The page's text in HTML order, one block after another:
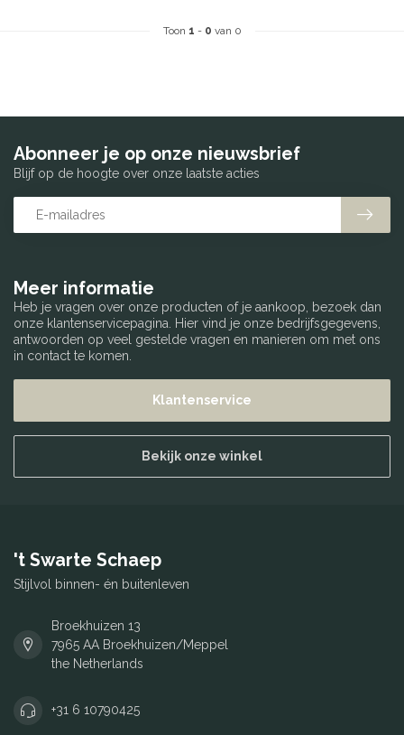
Toon 1 - 0 van 0
Meer informatie
Heb je vragen over onze producten of je aankoop, bezoek dan
onze klantenservicepagina. Hier vind je onze bedrijfsgegevens,
antwoorden op veel gestelde vragen en manieren om met ons
in contact te komen.
Klantenservice
Bekijk onze winkel
Abonneer je op onze nieuwsbrief
Blijf op de hoogte over onze laatste acties
't Swarte Schaep
Stijlvol binnen- én buitenleven
Broekhuizen 13
7965 AA Broekhuizen/Meppel
the Netherlands
+31 6 10790425